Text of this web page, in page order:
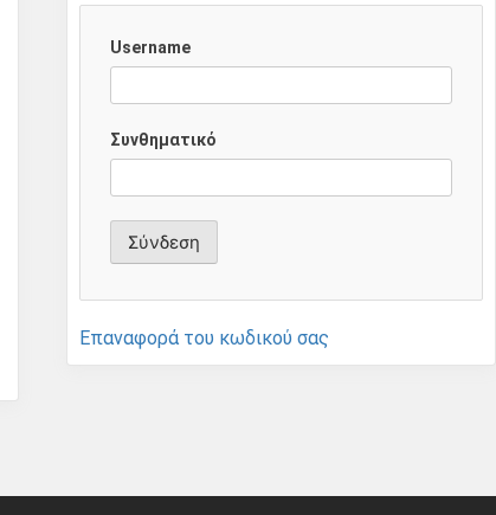
Username
Συνθηματικό
Επαναφορά του κωδικού σας